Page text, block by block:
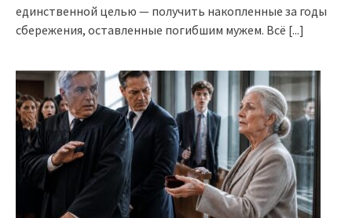
единственной целью — получить накопленные за годы
сбережения, оставленные погибшим мужем. Всё [...]